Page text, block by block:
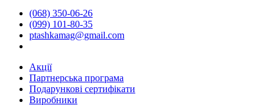
(068) 350-06-26
(099) 101-80-35
ptashkamag@gmail.com
Акції
Партнерська програма
Подарункові сертифікати
Виробники